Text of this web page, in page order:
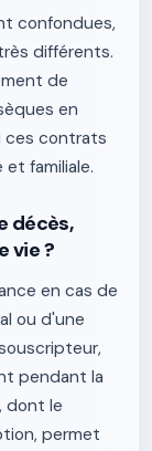
confondues,
différents.
de
en
ces contrats
familiale.
décès,
vie ?
en cas de
ou d'une
pendant la
dont le
permet